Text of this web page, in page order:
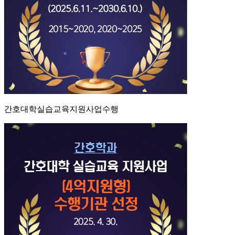
간호대학실습교육지원사업수행